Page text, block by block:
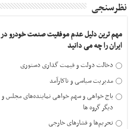
نظرسنجی
مهم ترین دلیل عدم موفقیت صنعت خودرو در
ایران را چه می دانید
دخالت دولت و قیمت گذاری دستوری
مدیریت سیاسی و ناکارآمد
باج خواهی و سهم خواهی نماینده‌های مجلس و
دیگر گروه ها
تحریم‌ها و فشارهای خارجی